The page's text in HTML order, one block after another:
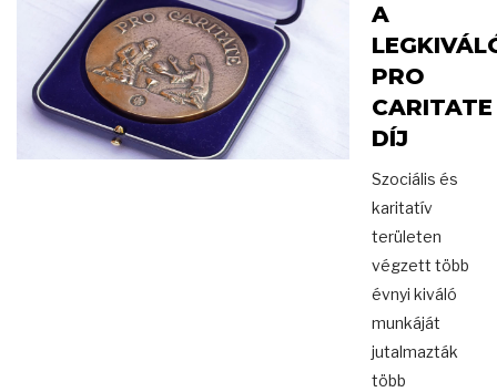
A
PRO
CARITATE
DÍJ
Szociális és
karitatív
területen
végzett több
évnyi kiváló
munkáját
jutalmazták
több